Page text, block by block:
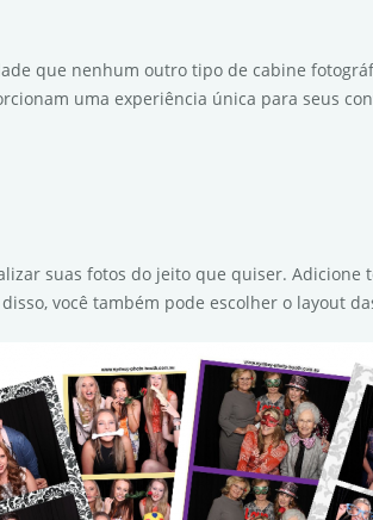
que nenhum outro tipo de cabine
uma experiência única para seus
suas fotos do jeito que quiser.
você também pode escolher o layout